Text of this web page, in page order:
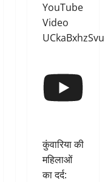
YouTube
Video
कुंवारिया की
महिलाओं
का दर्द: